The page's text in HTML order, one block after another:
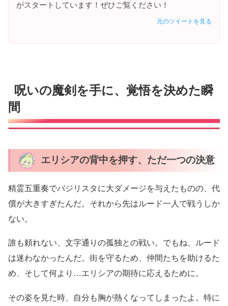
がスタートしています！ぜひご覧ください！
元のツイートを見る
呪いの魔剣を手に、覚悟を決めた瞬
間
エリシアの背中を押す、ただ一つの決意
精霊五重奏でバジリスタに大ダメージを与えたものの、代
償が大きすぎたんだ。それから先はルード一人で戦うしか
ない。
誰も頼れない、文字通りの孤独との戦い。でもね、ルード
は迷わなかったんだ。街を守るため、仲間たちを助けるた
め、そして何より…エリシアの期待に応えるために。
その姿を見た時、自分も胸が熱くなってしまったよ。特に